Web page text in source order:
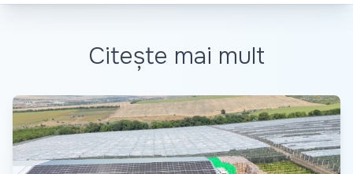
Citește mai mult